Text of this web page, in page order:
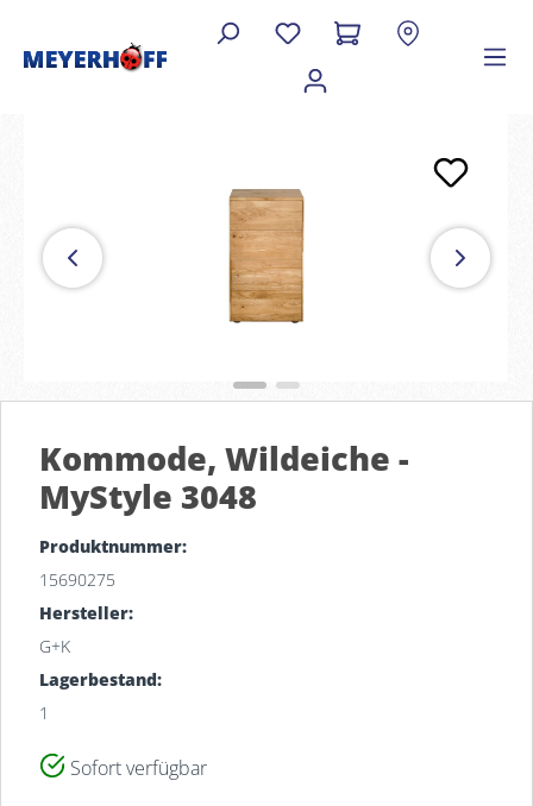
Kommode, Wildeiche -
MyStyle 3048
Sofort verfügbar
Lagerbestand:
1
Produktnummer:
15690275
Hersteller:
G+K